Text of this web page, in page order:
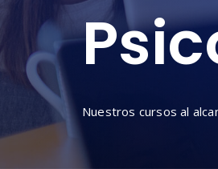
Nuestros cursos al